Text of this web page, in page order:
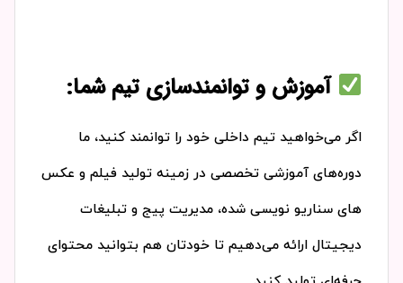
آموزش و توانمندسازی تیم شما:
اگر می‌خواهید تیم داخلی خود را توانمند کنید، ما
دوره‌های آموزشی تخصصی در زمینه تولید فیلم و عکس
های سناریو نویسی شده، مدیریت پیج و تبلیغات
دیجیتال ارائه می‌دهیم تا خودتان هم بتوانید محتوای